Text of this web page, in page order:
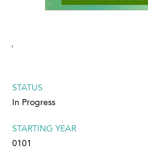
'
STATUS
In Progress
STARTING YEAR
0101